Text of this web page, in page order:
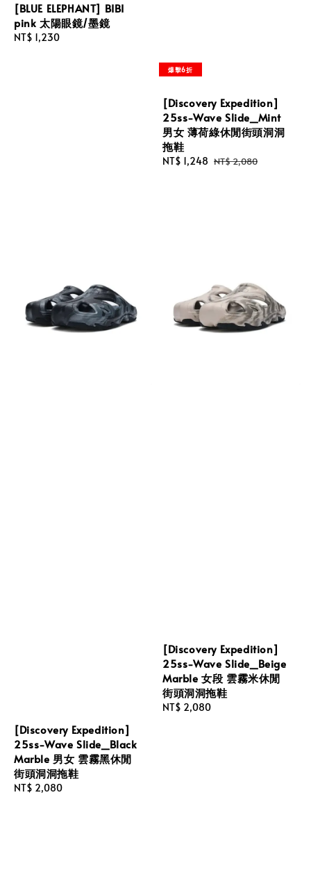
[BLUE ELEPHANT] BIBI
pink 太陽眼鏡/墨鏡
Regular
NT$ 1,230
爆擊6折
[Discovery Expedition]
25ss-Wave Slide_Mint
男女 薄荷綠休閒街頭洞洞
拖鞋
Sale
NT$ 1,248 Regular
NT$ 2,080
[Discovery Expedition]
25ss-Wave Slide_Black
Marble 男女 雲霧黑休閒
街頭洞洞拖鞋
Regular
NT$ 2,080
[Discovery Expedition]
25ss-Wave Slide_Beige
Marble 女段 雲霧米休閒
街頭洞洞拖鞋
Regular
NT$ 2,080